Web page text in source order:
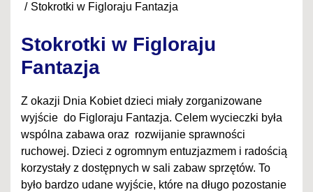
Stokrotki w Figloraju Fantazja
Stokrotki w Figloraju
Fantazja
Z okazji Dnia Kobiet dzieci miały zorganizowane
wyjście do Figloraju Fantazja. Celem wycieczki była
wspólna zabawa oraz rozwijanie sprawności
ruchowej. Dzieci z ogromnym entuzjazmem i radością
korzystały z dostępnych w sali zabaw sprzętów. To
było bardzo udane wyjście, które na długo pozostanie